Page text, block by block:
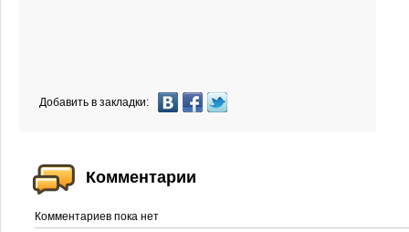
Добавить в закладки:
Комментарии
Комментариев пока нет